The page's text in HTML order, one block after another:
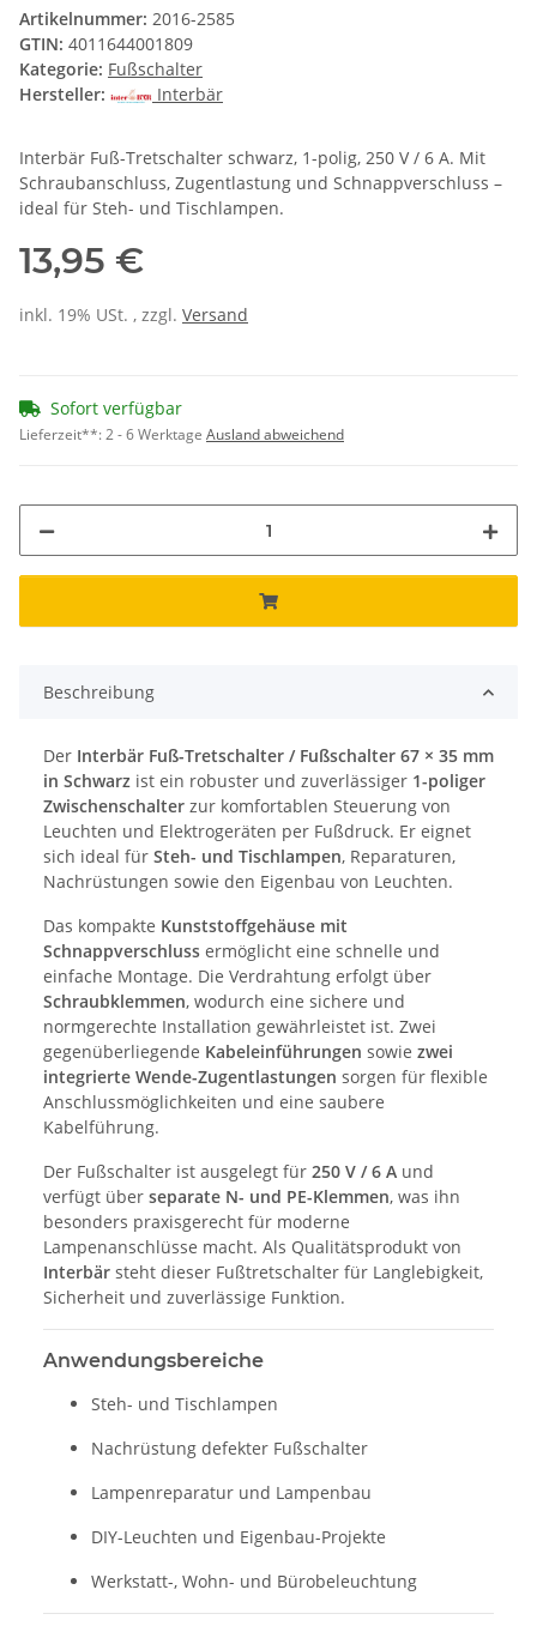
Artikelnummer: 2016-2585
GTIN: 4011644001809
Kategorie: Fußschalter
Hersteller:
Interbär
Interbär Fuß-Tretschalter schwarz, 1-polig, 250 V / 6 A. Mit
Schraubanschluss, Zugentlastung und Schnappverschluss –
ideal für Steh- und Tischlampen.
13,95 €
inkl. 19% USt. , zzgl. Versand
Sofort verfügbar
Lieferzeit**:2 - 6 Werktage Ausland abweichend
Beschreibung
Der Interbär Fuß-Tretschalter / Fußschalter 67 × 35 mm
in Schwarz ist ein robuster und zuverlässiger 1-poliger
Zwischenschalter zur komfortablen Steuerung von
Leuchten und Elektrogeräten per Fußdruck. Er eignet
sich ideal für Steh- und Tischlampen, Reparaturen,
Nachrüstungen sowie den Eigenbau von Leuchten.
Das kompakte Kunststoffgehäuse mit
Schnappverschluss ermöglicht eine schnelle und
einfache Montage. Die Verdrahtung erfolgt über
Schraubklemmen, wodurch eine sichere und
normgerechte Installation gewährleistet ist. Zwei
gegenüberliegende Kabeleinführungen sowie zwei
integrierte Wende-Zugentlastungen sorgen für flexible
Anschlussmöglichkeiten und eine saubere
Kabelführung.
Der Fußschalter ist ausgelegt für 250 V / 6 A und
verfügt über separate N- und PE-Klemmen, was ihn
besonders praxisgerecht für moderne
Lampenanschlüsse macht. Als Qualitätsprodukt von
Interbär steht dieser Fußtretschalter für Langlebigkeit,
Sicherheit und zuverlässige Funktion.
Anwendungsbereiche
Steh- und Tischlampen
Nachrüstung defekter Fußschalter
Lampenreparatur und Lampenbau
DIY-Leuchten und Eigenbau-Projekte
Werkstatt-, Wohn- und Bürobeleuchtung